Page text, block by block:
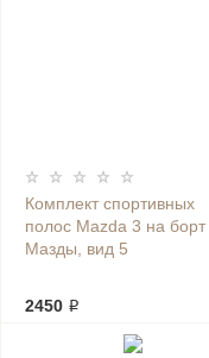
Комплект спортивных
полос Mazda 3 на борт
Мазды, вид 5
2450 ₽